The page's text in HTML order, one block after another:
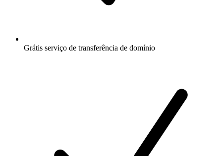
Grátis serviço de transferência de domínio